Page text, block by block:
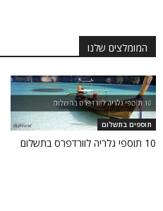
המומלצים שלנו
תוספים בתשלום
10 תוספי גלריה לוורדפרס בתשלום